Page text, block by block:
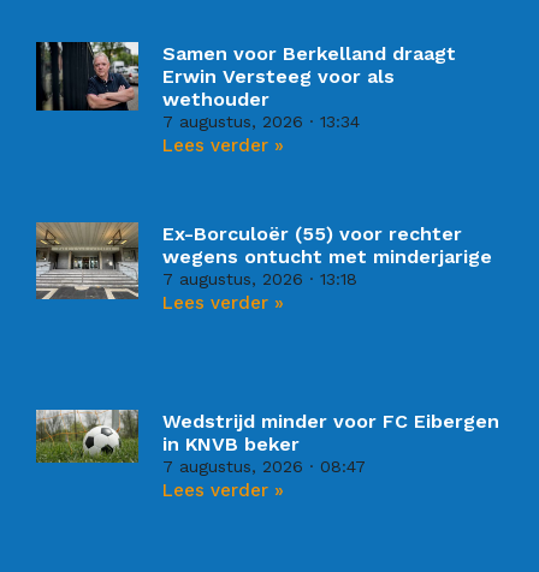
Samen voor Berkelland draagt
Erwin Versteeg voor als
wethouder
7 augustus, 2026 13:34
Lees verder »
Ex-Borculoër (55) voor rechter
wegens ontucht met minderjarige
7 augustus, 2026 13:18
Lees verder »
Wedstrijd minder voor FC Eibergen
in KNVB beker
7 augustus, 2026 08:47
Lees verder »